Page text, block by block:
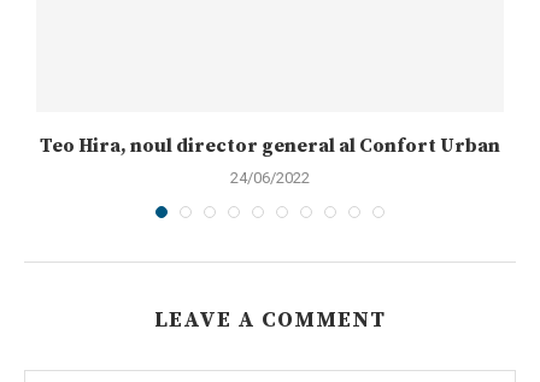
Teo Hira, noul director general al Confort Urban
24/06/2022
LEAVE A COMMENT